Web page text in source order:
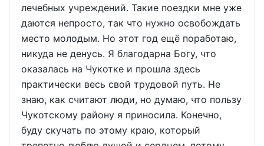
лечебных учреждений. Такие поездки мне уже
даются непросто, так что нужно освобождать
место молодым. Но этот год ещё поработаю,
никуда не денусь. Я благодарна Богу, что
оказалась на Чукотке и прошла здесь
практически весь свой трудовой путь. Не
знаю, как считают люди, но думаю, что пользу
Чукотскому району я приносила. Конечно,
буду скучать по этому краю, который